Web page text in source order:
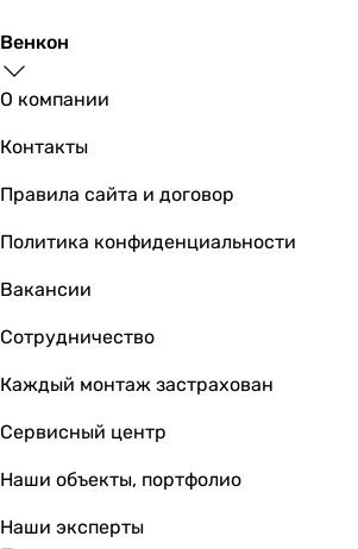
-
-
-
-
-
Расход воздуха внутреннего блока
550 м³/час
560, 510, 490, 450, 430, 400, 360 м³/час
800 м³/час
600 м³/час
620 м³/час
430 м³/час
Венкон
О компании
Контакты
Правила сайта и договор
Политика конфиденциальности
Вакансии
Сотрудничество
Каждый монтаж застрахован
Сервисный центр
Наши объекты, портфолио
Наши эксперты